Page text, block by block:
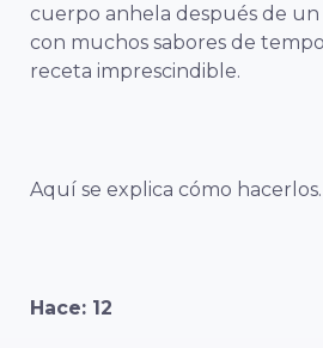
cuerpo anhela después de
con muchos sabores de
receta imprescindible.
Aquí se explica cómo hacerlos.
Hace: 12